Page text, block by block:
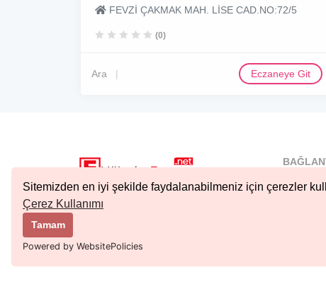
Sitemizden en iyi şekilde faydalanabilmeniz için çerezler
Çerez Kullanımı
Tamam
Powered by WebsitePolicies
FEVZİ ÇAKMAK MAH. LİSE CAD.NO:72/5
(0)
Ara Eczaneye Git
Copyright © 2023 Tüm Hakları Saklıdır.
Nöbetçi...